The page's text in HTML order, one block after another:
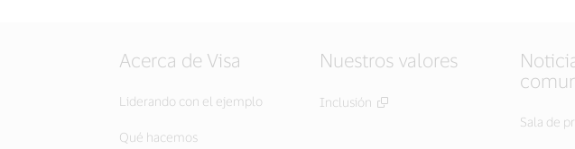
Acerca de Visa
Liderando con el ejemplo
Qué hacemos
Nuestros valores
Inclusión
Sala de